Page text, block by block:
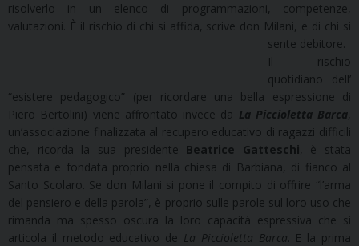
risolverlo in un elenco di programmazioni, competenze,
valutazioni. È il rischio di chi si affida, scrive don Milani, e di chi si
sente debitore.
Il rischio
quotidiano dell’
“esistere pedagogico” (per ricordare una bella espressione di
Piero Bertolini) viene affrontato invece da La Piccioletta Barca,
un’associazione finalizzata al recupero educativo di ragazzi difficili
che, ricorda la sua presidente Beatrice Gatteschi, è stata
pensata e fondata proprio nella chiesa di Barbiana, di fianco al
Santo Scolaro. Se don Milani si pone il compito di offrire “l’arma
del pensiero e della parola”, è proprio sulle parole sul loro uso che
rimanda ma spesso oscura la loro capacità espressiva che si
articola il metodo educativo de La Piccioletta Barca. E la prima